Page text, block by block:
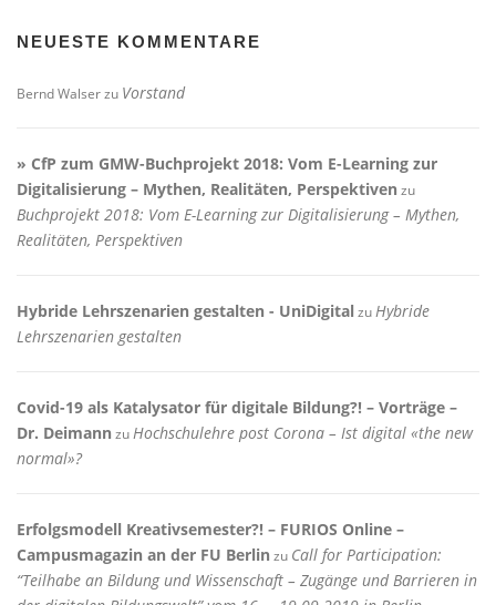
NEUESTE KOMMENTARE
Bernd Walserzu Vorstand
» CfP zum GMW-Buchprojekt 2018: Vom E-Learning zur
Digitalisierung – Mythen, Realitäten, Perspektiven zu
Buchprojekt 2018: Vom E-Learning zur Digitalisierung – Mythen,
Realitäten, Perspektiven
Hybride Lehrszenarien gestalten - UniDigitalzuHybride
Lehrszenarien gestalten
Covid-19 als Katalysator für digitale Bildung?! – Vorträge –
Dr. Deimann zuHochschulehre post Corona – Ist digital «the new
normal»?
Erfolgsmodell Kreativsemester?! – FURIOS Online –
Campusmagazin an der FU Berlin zu Call for Participation:
“Teilhabe an Bildung und Wissenschaft – Zugänge und Barrieren in